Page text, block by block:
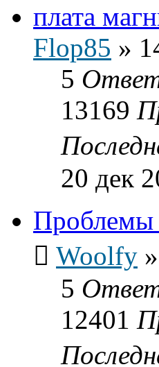
плата
Flop85 »
5
13169
20 дек
Проблемы
Woolfy »
5
12401